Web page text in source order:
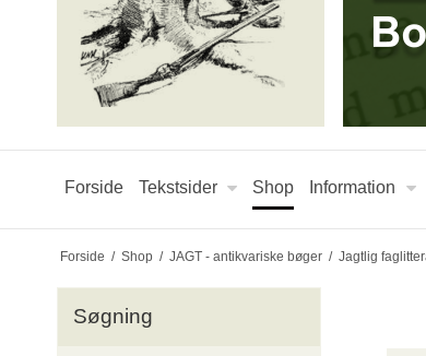
Forside Tekstsider Shop Information
Forside / Shop / JAGT - antikvariske bøger / Jagtlig
Søgning